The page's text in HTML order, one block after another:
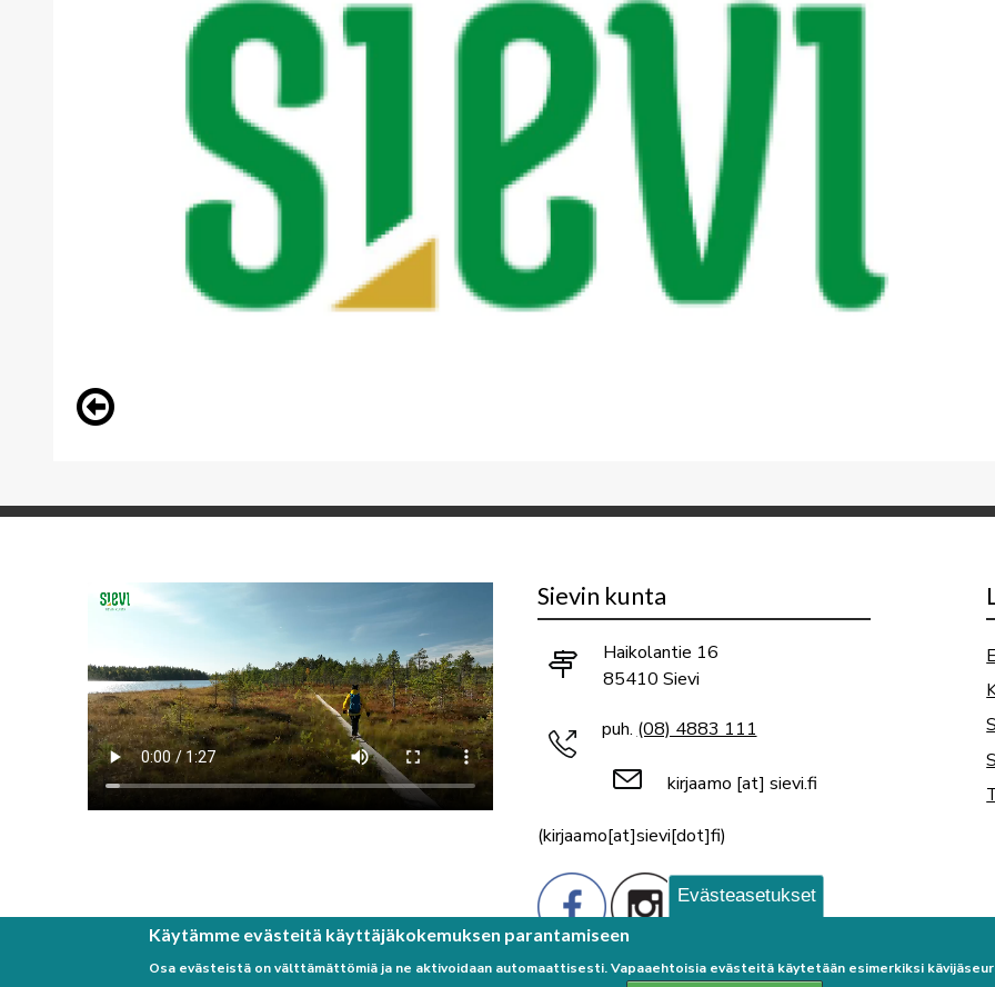
Sievin kunta
Haikolantie 16
85410 Sievi
puh. (08) 4883 111
kirjaamo [at] sievi.fi
(kirjaamo[at]sievi[dot]fi)
Evästeasetukset
Käytämme evästeitä käyttäjäkokemuksen parantamiseen
Osa evästeistä on välttämättömiä ja ne aktivoidaan automaattisesti. Vapaaehtoisia evästeitä käytetään esimerkiksi